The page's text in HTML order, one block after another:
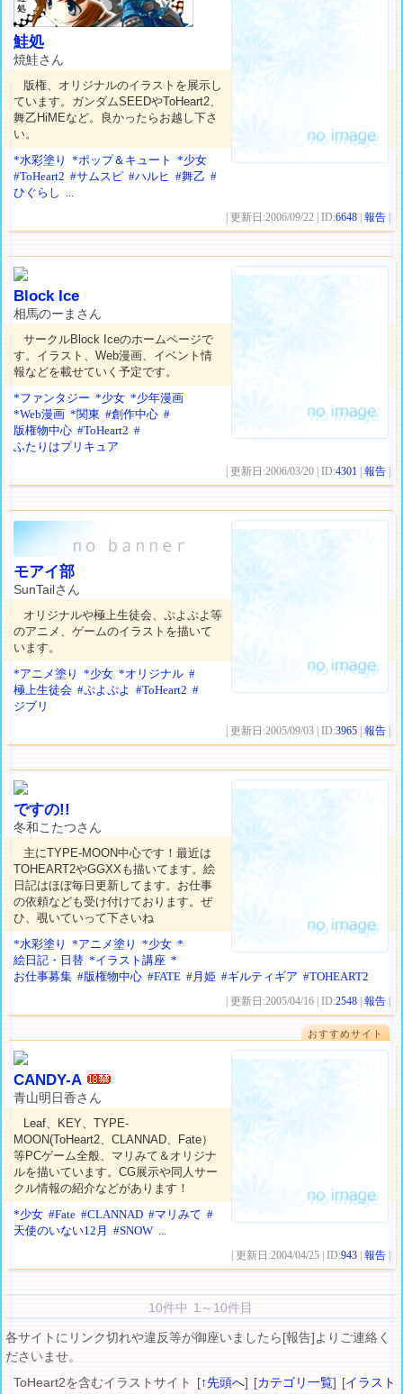
鮭処
焼鮭さん
版権、オリジナルのイラストを展示し
ています。ガンダムSEEDやToHeart2、
舞乙HiMEなど。良かったらお越し下さ
い。
*水彩塗り
*ポップ＆キュート
*少女
#ToHeart2 #サムスピ #ハルヒ #舞乙 #
ひぐらし ...
| 更新日:2006/09/22 | ID:6648 |報告
Block Ice
相馬のーまさん
サークルBlock Iceのホームページで
す。イラスト、Web漫画、イベント情
報などを載せていく予定です。
*ファンタジー *少女 *少年漫画
*Web漫画 *関東 #創作中心 #
版権物中心 #ToHeart2 #
ふたりはプリキュア
| 更新日:2006/03/20 | ID:4301 |報告
モアイ部
SunTailさん
オリジナルや極上生徒会、ぷよぷよ等
のアニメ、ゲームのイラストを描いて
います。
*アニメ塗り
*少女 *オリジナル #
極上生徒会 #ぷよぷよ #ToHeart2 #
ジブリ
| 更新日:2005/09/03 | ID:3965 |報告
ですの!!
冬和こたつさん
主にTYPE-MOON中心です！最近は
TOHEART2やGGXXも描いてます。絵
日記はほぼ毎日更新してます。お仕事
の依頼なども受け付けております。ぜ
ひ、覗いていって下さいね
*水彩塗り
*アニメ塗り *少女 *
絵日記・日替 *イラスト講座 *
お仕事募集 #版権物中心 #FATE #月姫 #ギルティギア #TOHEART2
| 更新日:2005/04/16 | ID:2548 |報告
おすすめサイト
CANDY-A
青山明日香さん
Leaf、KEY、TYPE-
MOON(ToHeart2、CLANNAD、Fate）
等PCゲーム全般、マリみて＆オリジナ
ルを描いています。CG展示や同人サー
クル情報の紹介などがあります！
*少女 #Fate #CLANNAD #マリみて #
天使のいない12月
#SNOW ...
| 更新日:2004/04/25 | ID:943 |報告
10件中 1～10件目
各サイトにリンク切れや違反等が御座いましたら[報告]よりご連絡く
ださいませ。
ToHeart2を含むイラストサイト [↑先頭へ] [カテゴリ一覧] [イラスト